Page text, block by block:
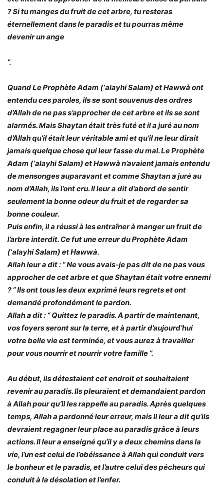
? Si tu manges du fruit de cet arbre, tu resteras
éternellement dans le paradis et tu pourras même
devenir un ange
”.
Quand Le Prophète Adam (‘alayhi Salam) et Hawwà ont
entendu ces paroles, ils se sont souvenus des ordres
d’Allah de ne pas s’approcher de cet arbre et ils se sont
alarmés. Mais Shaytan était très futé et il a juré au nom
d’Allah qu’il était leur véritable ami et qu’il ne leur dirait
jamais quelque chose qui leur fasse du mal. Le Prophète
Adam (‘alayhi Salam) et Hawwà n’avaient jamais entendu
de mensonges auparavant et comme Shaytan a juré au
nom d’Allah, ils l’ont cru. Il leur a dit d’abord de sentir
seulement la bonne odeur du fruit et de regarder sa
bonne couleur.
Puis enfin, il a réussi à les entraîner à manger un fruit de
l’arbre interdit. Ce fut une erreur du Prophète Adam
(‘alayhi Salam) et Hawwà.
Allah leur a dit : “Ne vous avais-je pas dit de ne pas vous
approcher de cet arbre et que Shaytan était votre ennemi
? ” Ils ont tous les deux exprimé leurs regrets et ont
demandé profondément le pardon.
Allah a dit : “ Quittez le paradis. A partir de maintenant,
vos foyers seront sur la terre, et à partir d’aujourd’hui
votre belle vie est terminée, et vous aurez à travailler
pour vous nourrir et nourrir votre famille ”.
Au début, ils détestaient cet endroit et souhaitaient
revenir au paradis. Ils pleuraient et demandaient pardon
à Allah pour qu’Il les rappelle au paradis. Après quelques
temps, Allah a pardonné leur erreur, mais Il leur a dit qu’ils
devraientregagner leur place au paradisgrâce à leurs
actions. Il leur a enseigné qu’il y a deux chemins dans la
vie, l’un est celui de l’obéissance à Allah qui conduit vers
le bonheur et le paradis, et l’autre celui des pécheurs qui
conduit à la désolation et l’enfer.